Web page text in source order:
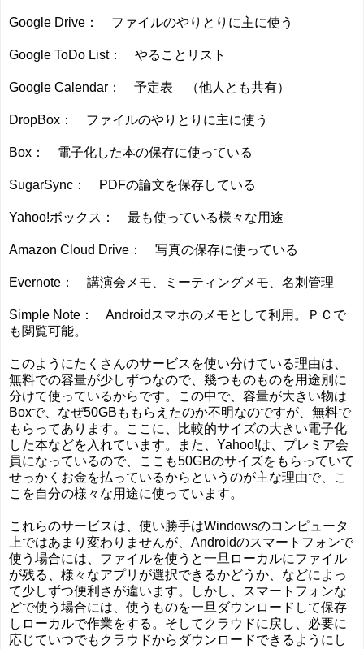
Google Drive： ファイルのやりとりに主に使う
Google ToDo List： やることリスト
Google Calendar： 予定表 （他人とも共有）
DropBox： ファイルのやりとりに主に使う
Box： 電子化した本の保存に使っている
SugarSync： PDFの論文を保存している
Yahoo!ボックス： 最も使っている様々な用途
Amazon Cloud Drive： 写真の保存に使っている
Evernote： 講演会メモ、ミーティングメモ、名刺管理
Simple Note： Androidスマホのメモとして利用。ＰＣで
も閲覧可能。
このようにたくさんのサービスを使い分けている理由は、
無料での容量が少しずつなので、幾つものものを用途別に
分けて使っているからです。この中で、容量が大きい物は
Boxで、なぜ50GBももらえたのか不明なのですが、無料で
もらってあります。ここに、比較的サイズの大きい電子化
した本などを入れています。また、Yahoo!は、プレミア会
員になっているので、ここも50GBのサイズをもらっていて
せっかくお金を払っているからというのが主な理由で、こ
こを自分の様々な用途に使っています。
これらのサービスは、使い勝手はWindowsのコンピュータ
上ではあまり変わりませんが、Androidのスマートフォンで
使う場合には、ファイルを使うと一旦ローカルにファイル
が残る、様々なアプリが選択できるかどうか、などによっ
て少しずつ便利さが違います。しかし、スマートフォンな
どで使う場合には、使うものを一旦ダウンロードして保存
しローカルで作業をする。そしてクラウドに戻し、必要に
応じていつでもクラウドからダウンロードできるようにし